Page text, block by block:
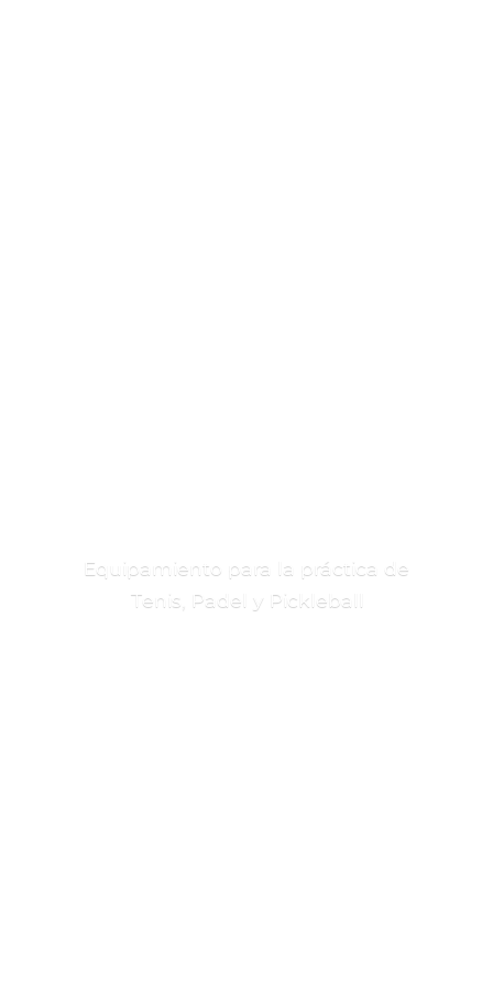
Equipamiento para la práctica de
Tenis, Padel
y Pickleball